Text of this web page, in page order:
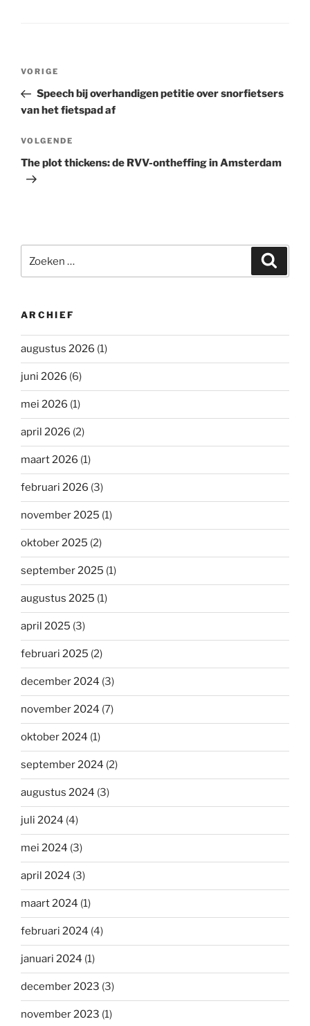
Bericht
Vorig
bericht
VORIGE
Speech bij overhandigen petitie over snorfietsers
van het fietspad af
Volgend
bericht
VOLGENDE
The plot thickens: de RVV-ontheffing in Amsterdam
naar:
ARCHIEF
augustus 2026 (1)
juni 2026 (6)
mei 2026 (1)
april 2026 (2)
maart 2026 (1)
februari 2026 (3)
november 2025 (1)
oktober 2025 (2)
september 2025 (1)
augustus 2025 (1)
april 2025 (3)
februari 2025 (2)
december 2024 (3)
november 2024 (7)
oktober 2024 (1)
september 2024 (2)
augustus 2024 (3)
juli 2024 (4)
mei 2024 (3)
april 2024 (3)
maart 2024 (1)
februari 2024 (4)
januari 2024 (1)
december 2023 (3)
november 2023 (1)